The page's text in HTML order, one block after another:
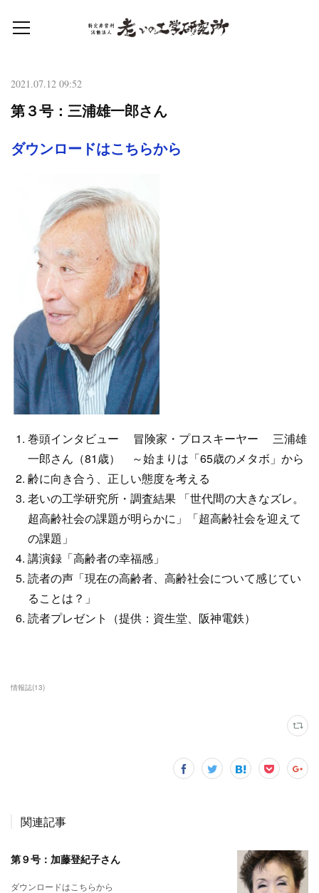
2021.07.12 09:52
第３号：三浦雄一郎さん
ダウンロードはこちらから
巻頭インタビュー 冒険家・プロスキーヤー 三浦雄
一郎さん（81歳） ～始まりは「65歳のメタボ」から
齢に向き合う、正しい態度を考える
老いの工学研究所・調査結果 「世代間の大きなズレ。
超高齢社会の課題が明らかに」「超高齢社会を迎えて
の課題」
講演録「高齢者の幸福感」
読者の声「現在の高齢者、高齢社会について感じてい
ることは？」
読者プレゼント（提供：資生堂、阪神電鉄）
情報誌(13)
関連記事
第９号：加藤登紀子さん
ダウンロードはこちらから